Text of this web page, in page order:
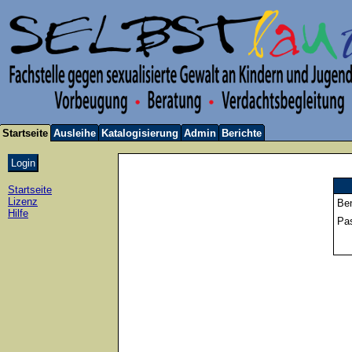
Startseite Ausleihe Katalogisierung Admin Berichte
Startseite
Lizenz
Hilfe